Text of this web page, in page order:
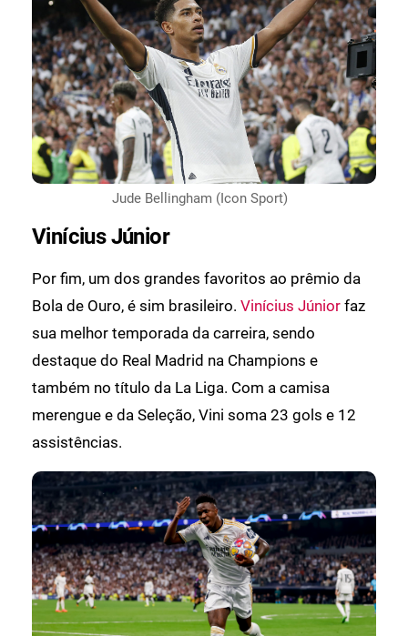
Jude Bellingham (Icon Sport)
Vinícius Júnior
Por fim, um dos grandes favoritos ao prêmio da
Bola de Ouro, é sim brasileiro. Vinícius Júnior faz
sua melhor temporada da carreira, sendo
destaque do Real Madrid na Champions e
também no título da La Liga. Com a camisa
merengue e da Seleção, Vini soma 23 gols e 12
assistências.